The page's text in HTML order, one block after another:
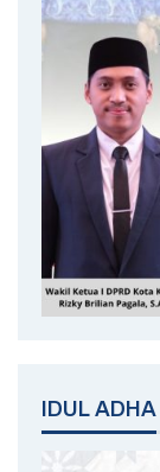
IDUL ADHA